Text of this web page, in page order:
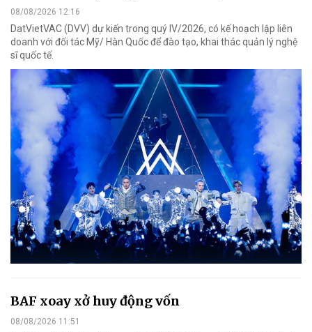
08/08/2026 12:16
DatVietVAC (DVV) dự kiến trong quý IV/2026, có kế hoạch lập liên
doanh với đối tác Mỹ/ Hàn Quốc để đào tạo, khai thác quản lý nghệ
sĩ quốc tế.
BAF xoay xở huy động vốn
08/08/2026 11:51